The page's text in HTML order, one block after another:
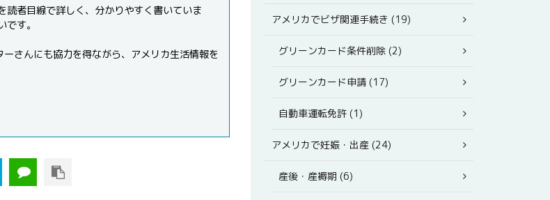
読者目線で詳しく、分かりやすく書いていま
す。
さんにも協力を得ながら、アメリカ生活情報を
アメリカでビザ関連手続き (19)
グリーンカード条件削除 (2)
グリーンカード申請 (17)
自動車運転免許 (1)
アメリカで妊娠・出産 (24)
産後・産褥期 (6)